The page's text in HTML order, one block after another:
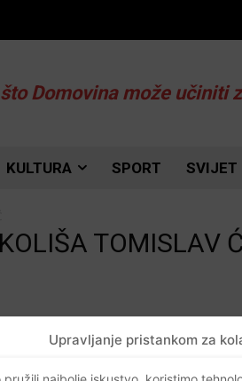
Upravljanje pristankom za
Domovina može učiniti
KULTURA SPORT SVIJET
TOMISLAV